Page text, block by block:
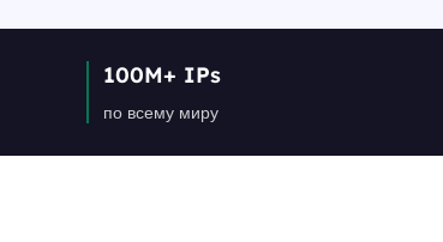
100M+ IPs
по всему миру